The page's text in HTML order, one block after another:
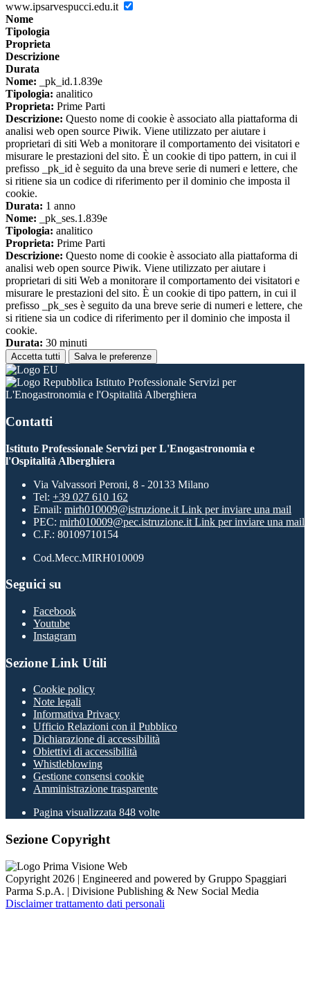
www.ipsarvespucci.edu.it
Nome
Tipologia
Proprieta
Descrizione
Durata
Nome: _pk_id.1.839e
Tipologia: analitico
Proprieta: Prime Parti
Descrizione: Questo nome di cookie è associato alla piattaforma di
analisi web open source Piwik. Viene utilizzato per aiutare i
proprietari di siti Web a monitorare il comportamento dei visitatori e
misurare le prestazioni del sito. È un cookie di tipo pattern, in cui il
prefisso _pk_id è seguito da una breve serie di numeri e lettere, che
si ritiene sia un codice di riferimento per il dominio che imposta il
cookie.
Durata: 1 anno
Nome: _pk_ses.1.839e
Tipologia: analitico
Proprieta: Prime Parti
Descrizione: Questo nome di cookie è associato alla piattaforma di
analisi web open source Piwik. Viene utilizzato per aiutare i
proprietari di siti Web a monitorare il comportamento dei visitatori e
misurare le prestazioni del sito. È un cookie di tipo pattern, in cui il
prefisso _pk_ses è seguito da una breve serie di numeri e lettere, che
si ritiene sia un codice di riferimento per il dominio che imposta il
cookie.
Durata: 30 minuti
Accetta tutti Salva le preferenze
Istituto Professionale Servizi per
L'Enogastronomia e l'Ospitalità Alberghiera
Contatti
Istituto Professionale Servizi per L'Enogastronomia e
l'Ospitalità Alberghiera
Via Valvassori Peroni, 8 - 20133 Milano
Tel: +39 027 610 162
Email: mirh010009@istruzione.it Link per inviare una mail
PEC: mirh010009@pec.istruzione.it Link per inviare una mail
C.F.: 80109710154
Cod.Mecc.MIRH010009
Seguici su
Facebook
Youtube
Instagram
Sezione Link Utili
Cookie policy
Note legali
Informativa Privacy
Ufficio Relazioni con il Pubblico
Dichiarazione di accessibilità
Obiettivi di accessibilità
Whistleblowing
Gestione consensi cookie
Amministrazione trasparente
Pagina visualizzata 848 volte
Sezione Copyright
Copyright 2026 | Engineered and powered by Gruppo Spaggiari
Parma S.p.A. | Divisione Publishing & New Social Media
Disclaimer trattamento dati personali